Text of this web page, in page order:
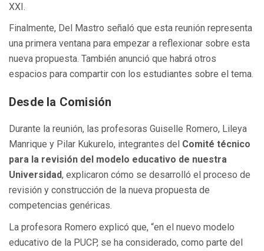
XXI.
Finalmente, Del Mastro señaló que esta reunión representa
una primera ventana para empezar a reflexionar sobre esta
nueva propuesta. También anunció que habrá otros
espacios para compartir con los estudiantes sobre el tema.
Desde la Comisión
Durante la reunión, las profesoras Guiselle Romero, Lileya
Manrique y Pilar Kukurelo, integrantes del Comité técnico
para la revisión del modelo educativo de nuestra
Universidad, explicaron cómo se desarrolló el proceso de
revisión y construcción de la nueva propuesta de
competencias genéricas.
La profesora Romero explicó que, “en el nuevo modelo
educativo de la PUCP, se ha considerado, como parte del